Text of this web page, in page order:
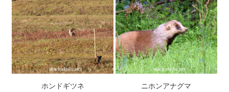
ホンドギツネ ニホンアナグマ